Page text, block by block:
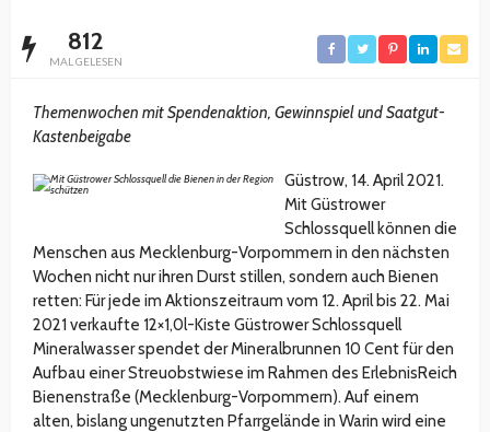
812
MAL GELESEN
Themenwochen mit Spendenaktion, Gewinnspiel und Saatgut-
Kastenbeigabe
Güstrow, 14. April 2021.
Mit Güstrower
Schlossquell können die
Menschen aus Mecklenburg-Vorpommern in den nächsten
Wochen nicht nur ihren Durst stillen, sondern auch Bienen
retten: Für jede im Aktionszeitraum vom 12. April bis 22. Mai
2021 verkaufte 12×1,0l-Kiste Güstrower Schlossquell
Mineralwasser spendet der Mineralbrunnen 10 Cent für den
Aufbau einer Streuobstwiese im Rahmen des ErlebnisReich
Bienenstraße (Mecklenburg-Vorpommern). Auf einem
alten, bislang ungenutzten Pfarrgelände in Warin wird eine